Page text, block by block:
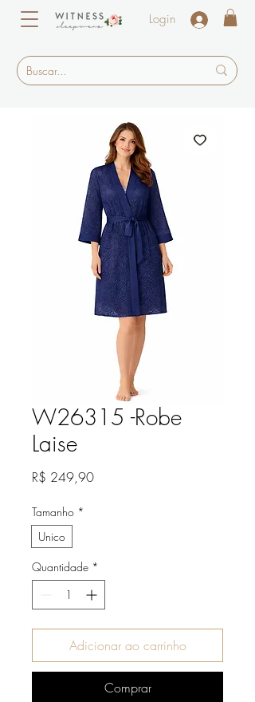
Login
W26315 -Robe
Laise
R$ 249,90Preço
Tamanho *
Unico
Quantidade *
Adicionar ao carrinho
Comprar